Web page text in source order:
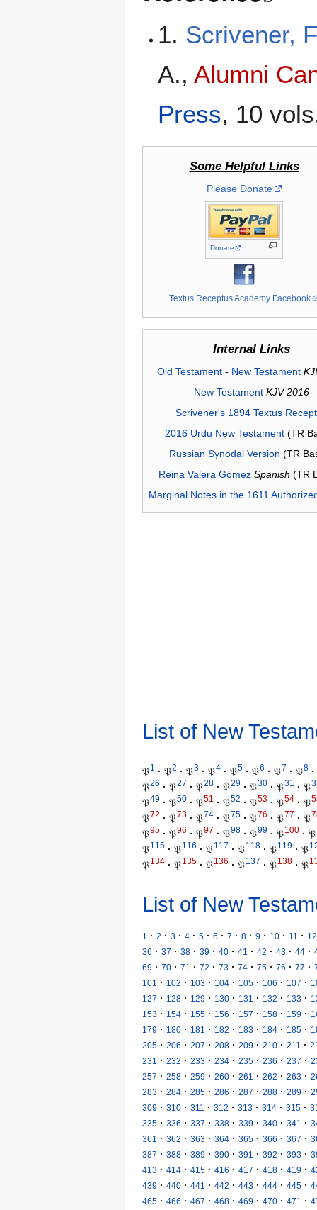
1. Scrivener,
A., Alumni
Press, 10
Some Helpful Links
Please Donate
Donate
Textus Receptus Academy Facebook
Internal Links
Old Testament- New Testament
New Testament KJV 2016
Scrivener's 1894 Textus
2016 Urdu New Testament(TR
Russian Synodal Version (TR
Reina Valera Gómez Spanish (TR
Marginal Notes in the 1611
List of New
𝔓1 · 𝔓2 · 𝔓3 · 𝔓4 · 𝔓5 · 𝔓6 · 𝔓7 · 𝔓8 ·
𝔓26 · 𝔓27 · 𝔓28 · 𝔓29 · 𝔓30 · 𝔓31 · 𝔓
𝔓49 · 𝔓50 · 𝔓51 · 𝔓52 · 𝔓53 · 𝔓54 · 𝔓
𝔓72 · 𝔓73 · 𝔓74 · 𝔓75 · 𝔓76 · 𝔓77 · 𝔓
𝔓95 · 𝔓96 · 𝔓97 · 𝔓98 · 𝔓99 · 𝔓100 · 𝔓
𝔓115 · 𝔓116 · 𝔓117 · 𝔓118 · 𝔓119 · 𝔓
𝔓134 · 𝔓135 · 𝔓136 · 𝔓137 · 𝔓138 · 𝔓
List of New
1 · 2 · 3 · 4 · 5 · 6 · 7 · 8 · 9 · 10 · 11 · 12
36 · 37 · 38 · 39 · 40 · 41 · 42 · 43 · 44 ·
69 · 70 · 71 · 72 · 73 · 74 · 75 · 76 · 77 ·
101
· 102 · 103 · 104 · 105 · 106 · 107 ·
127 · 128 · 129 · 130 · 131 · 132 · 133 ·
153 · 154 · 155 · 156 · 157 · 158 · 159 ·
179 · 180 · 181 · 182 · 183 · 184 · 185 ·
205 · 206 · 207 · 208 · 209 · 210 · 211 ·
231
· 232 · 233 · 234 · 235 · 236 · 237 ·
257 · 258 · 259 · 260 · 261 · 262 · 263 ·
283 · 284 · 285 · 286 · 287 · 288 · 289 ·
309 · 310 · 311 · 312 · 313 · 314 · 315 ·
335 · 336 · 337 · 338 · 339 · 340 · 341 ·
361
· 362 · 363 · 364 · 365 · 366 · 367 ·
387 · 388 · 389 · 390 · 391 · 392 · 393 ·
413 · 414 · 415 · 416 · 417 · 418 · 419 ·
439 · 440 · 441 · 442 · 443 · 444 · 445 ·
465 · 466 · 467 · 468 · 469 · 470 · 471 ·